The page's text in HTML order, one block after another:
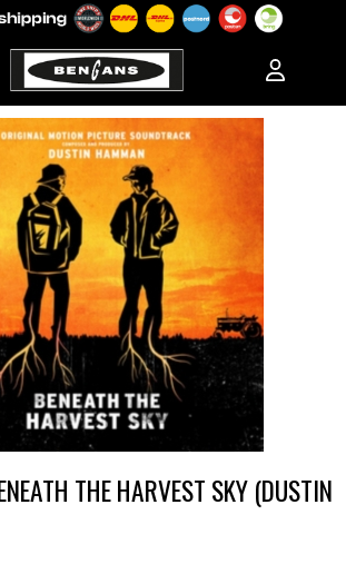
THE HARVEST SKY (DUSTIN